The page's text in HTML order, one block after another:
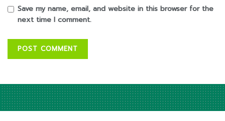
Save my name, email, and website in this browser for the
next time I comment.